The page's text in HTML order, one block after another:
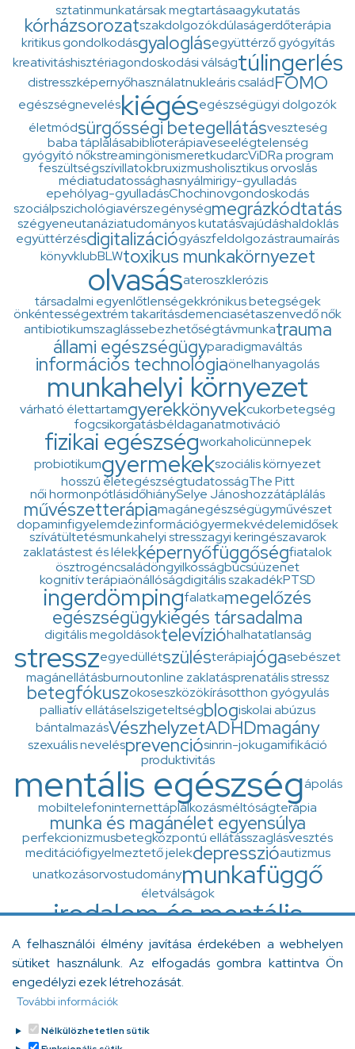
A felhasználói élmény javítása érdekében a webhelyen
sütiket használunk. Az elfogadás gombra kattintva Ön
engedélyzi ezek létrehozását.
További információk
Nélkülözhetetlen sütik
sztatinmunkatársak megtartásaagykutatás
kórházsorozatszakdolgozókdúlaságerdőterápia
kritikus gondolkodásgyaloglásegyüttérző gyógyítás
kreativitáshisztériagondoskodási válságtúlingerlés
distresszképernyőhasználatnukleáris családFOMO
egészségneveléskiégésegészségügyi dolgozók
életmódsürgősségi betegellátásveszteség
baba táplálásabiblioterápiaveseelégtelenség
gyógyító nőkstreamingönismeretkudarcViDRa program
feszültségszívillatokbruxizmusholisztikus orvoslás
médiatudatossághasnyálmirigy-gyulladás
epehólyag-gyulladásChochinovgondoskodás
szociálpszichológiavérszegénységmegrázkódtatás
szégyeneutanáziatudományos kutatásvajúdáshaldoklás
együttérzésdigitalizációgyászfeldolgozástraumaírás
könyvklubBLWtoxikus munkakörnyezet
olvasásateroszklerózis
társadalmi egyenlőtlenségekkrónikus betegségek
önkéntességextrém takarításdemenciasétaszenvedő nők
antibiotikumszaglássebezhetőségtávmunkatrauma
állami egészségügyparadigmaváltás
információs technológiaönelhanyagolás
munkahelyi környezet
várható élettartamgyerekkönyvekcukorbetegség
fogcsikorgatásbéldaganatmotiváció
fizikai egészségworkaholicünnepek
probiotikumgyermekekszociális környezet
hosszú életegészségtudatosságThe Pitt
női hormonpótlásidőhiánySelye Jánoshozzátáplálás
művészetterápiamagánegészségügyművészet
dopaminfigyelemdezinformációgyermekvédelemidősek
szívátültetésmunkahelyi stresszagyi keringészavarok
zaklatástest és lélekképernyőfüggőségfiatalok
ösztrogéncsaládöngyilkosságbúcsúüzenet
kognitív terápiaönállóságdigitális szakadékPTSD
ingerdömpingfalatkamegelőzés
egészségügykiégés társadalma
digitális megoldásoktelevízióhalhatatlanság
stresszegyedüllétszülésterápiajógasebészet
magánellátásburnoutonline zaklatásprenatális stressz
betegfókuszokoseszközökírásotthon gyógyulás
palliatív ellátáselszigeteltségblogiskolai abúzus
bántalmazásVészhelyzetADHDmagány
szexuális nevelésprevenciósinrin-jokugamifikáció
produktivitás
mentális egészségápolás
mobiltelefoninternettáplálkozásméltóságterápia
munka és magánélet egyensúlya
perfekcionizmusbetegközpontú ellátásszaglásvesztés
meditációfigyelmeztető jelekdepresszióautizmus
unatkozásorvostudománymunkafüggő
életválságok
irodalom és mentális
egészség
zajingázásDiogenész-szindrómaminőségfejlesztés
flash-backY generációbetegellátás
A Grace klinikafelgyorsult világ
várandósság
születésház